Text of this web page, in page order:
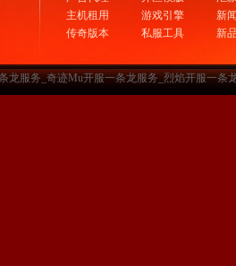
主机租用
传奇版本
游戏引擎
私服工具
新
新
龙服务_奇迹Mu开服一条龙服务_烈焰开服一条